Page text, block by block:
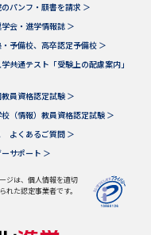
学IDについて
内容・発送状況の確認
報取扱規定
ール進学カタログ
ご案内
パンフ・願書を請求 ＞
会・進学情報誌 ＞
予備校、高卒認定予備校 ＞
共通テスト「受験上の配慮案内」
員資格認定試験 ＞
（情報）教員資格認定試験 ＞
よくあるご質問 ＞
サポート ＞
ジは、個人情報を適切
た認定事業者です。